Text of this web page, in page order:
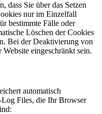
dass Sie über das Setzen
nur im Einzelfall
bestimmte Fälle oder
Löschen der Cookies
Bei der Deaktivierung von
eingeschränkt sein.
automatisch
Log Files, die Ihr Browser